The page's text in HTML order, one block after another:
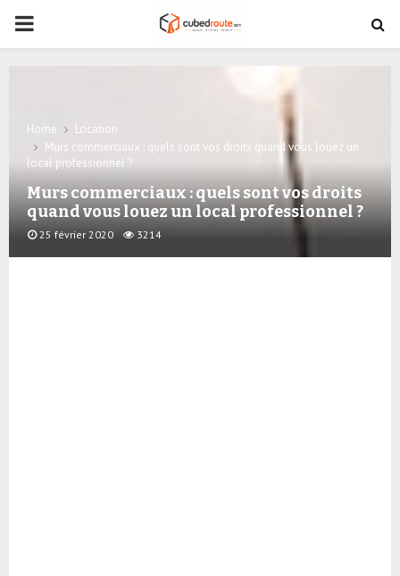
PRIMARY
Home
Location
Murs commerciaux : quels sont vos droits quand vous louez un
local professionnel ?
Murs commerciaux : quels sont vos droits
quand vous louez un local professionnel ?
25 février 2020 3214